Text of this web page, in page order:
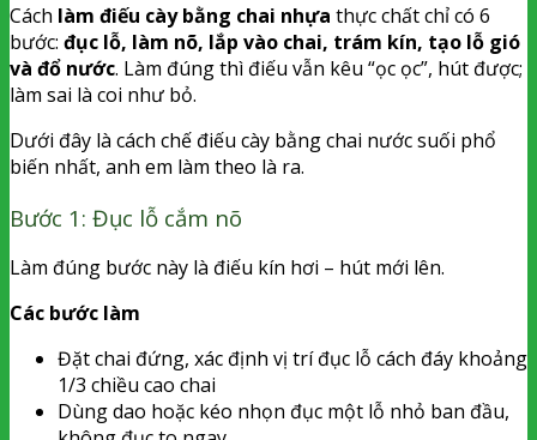
Cách làm điếu cày bằng chai nhựa thực chất chỉ có 6
bước: đục lỗ, làm nõ, lắp vào chai, trám kín, tạo lỗ gió
và đổ nước. Làm đúng thì điếu vẫn kêu “ọc ọc”, hút được;
làm sai là coi như bỏ.
Dưới đây là cách chế điếu cày bằng chai nước suối phổ
biến nhất, anh em làm theo là ra.
Bước 1: Đục lỗ cắm nõ
Làm đúng bước này là điếu kín hơi – hút mới lên.
Các bước làm
Đặt chai đứng, xác định vị trí đục lỗ cách đáy khoảng
1/3 chiều cao chai
Dùng dao hoặc kéo nhọn đục một lỗ nhỏ ban đầu,